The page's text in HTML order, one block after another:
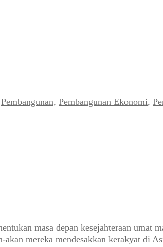
Pembangunan, Pembangunan Ekonomi,
masa depan kesejahteraan
mereka mendesakkan kerakyat di